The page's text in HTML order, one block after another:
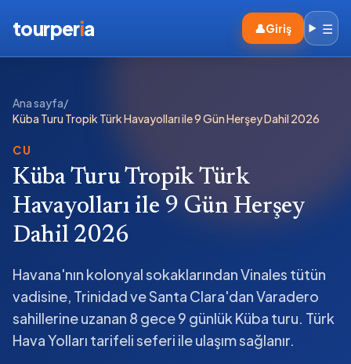
tourperia 👤Giriş ☰
Ana sayfa/
Küba Turu Tropik Türk Havayolları ile 9 Gün Herşey Dahil 2026
CU
Küba Turu Tropik Türk
Havayolları ile 9 Gün Herşey
Dahil 2026
Havana'nın kolonyal sokaklarından Vinales tütün
vadisine, Trinidad ve Santa Clara'dan Varadero
sahillerine uzanan 8 gece 9 günlük Küba turu. Türk
Hava Yolları tarifeli seferi ile ulaşım sağlanır.